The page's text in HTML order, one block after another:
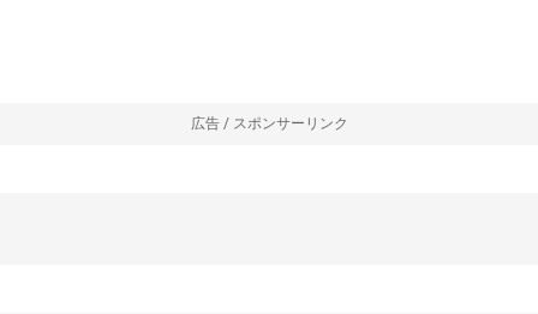
広告 / スポンサーリンク